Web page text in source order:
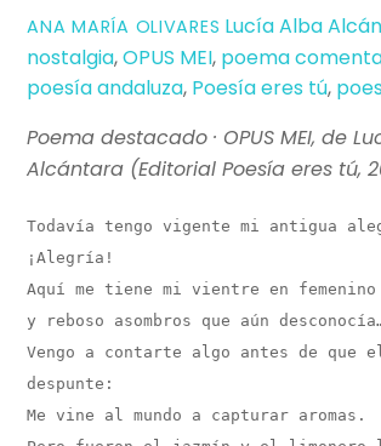
ANA MARÍA OLIVARES Lucía Alba
nostalgia,OPUS MEI, poema
poesía andaluza, Poesía eres tú,
Poema destacado · OPUS MEI, de
Alcántara (Editorial Poesía eres tú,
Todavía tengo vigente mi antigua
¡Alegría!
Aquí me tiene mi vientre en femenino
y reboso asombros que aún
Vengo a contarte algo antes de que
despunte:
Me vine al mundo a capturar aromas.